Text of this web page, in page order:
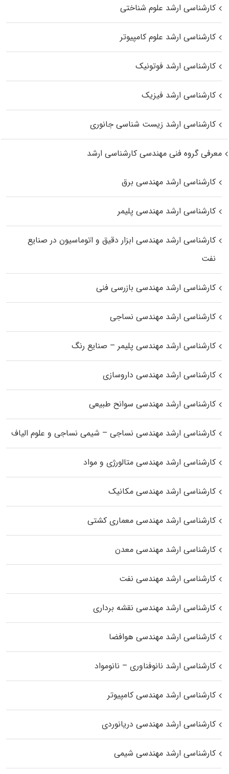
کارشناسی ارشد علوم شناختی
کارشناسی ارشد علوم کامپیوتر
کارشناسی ارشد فوتونیک
کارشناسی ارشد فیزیک
کارشناسی ارشد زیست‌ شناسی جانوری
معرفی گروه فنی مهندسی کارشناسی ارشد
کارشناسی ارشد مهندسی برق
کارشناسی ارشد مهندسی پلیمر
کارشناسی ارشد مهندسی ابزار دقیق و اتوماسیون در صنایع
نفت
کارشناسی ارشد مهندسی بازرسی فنی
کارشناسی ارشد مهندسی نساجی
کارشناسی ارشد مهندسی پلیمر – صنایع رنگ
کارشناسی ارشد مهندسی داروسازی
کارشناسی ارشد مهندسی سوانح طبیعی
کارشناسی ارشد مهندسی نساجی – شیمی نساجی و علوم الیاف
کارشناسی ارشد مهندسی متالورژی و مواد
کارشناسی ارشد مهندسی مکانیک
کارشناسی ارشد مهندسی معماری کشتی
کارشناسی ارشد مهندسی معدن
کارشناسی ارشد مهندسی نفت
کارشناسی ارشد مهندسی نقشه برداری
کارشناسی ارشد مهندسی هوافضا
کارشناسی ارشد نانوفناوری – نانومواد
کارشناسی ارشد مهندسی کامپیوتر
کارشناسی ارشد مهندسی دریانوردی
کارشناسی ارشد مهندسی شیمی